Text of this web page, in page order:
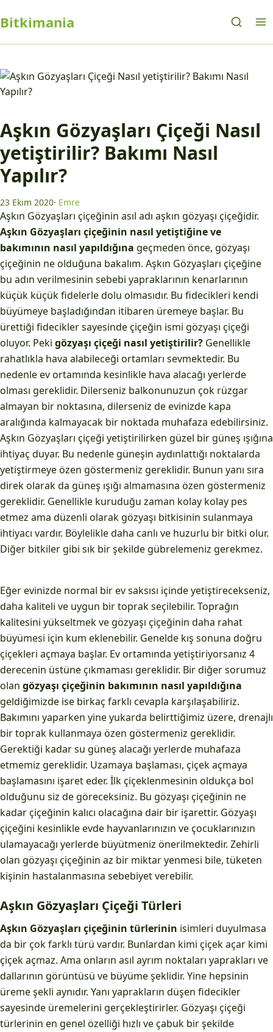
Bitkimania
Aşkın Gözyaşları Çiçeği Nasıl
yetiştirilir? Bakımı Nasıl
Yapılır?
23 Ekim 2020· Emre
Aşkın Gözyaşları çiçeğinin asıl adı aşkın gözyaşı çiçeğidir.
Aşkın Gözyaşları çiçeğinin nasıl yetiştiğine ve
bakımının nasıl yapıldığına geçmeden önce, gözyaşı
çiçeğinin ne olduğuna bakalım. Aşkın Gözyaşları çiçeğine
bu adın verilmesinin sebebi yapraklarının kenarlarının
küçük küçük fidelerle dolu olmasıdır. Bu fidecikleri kendi
büyümeye başladığından itibaren üremeye başlar. Bu
ürettiği fidecikler sayesinde çiçeğin ismi gözyaşı çiçeği
oluyor. Peki gözyaşı çiçeği nasıl yetiştirilir? Genellikle
rahatlıkla hava alabileceği ortamları sevmektedir. Bu
nedenle ev ortamında kesinlikle hava alacağı yerlerde
olması gereklidir. Dilerseniz balkonunuzun çok rüzgar
almayan bir noktasına, dilerseniz de evinizde kapa
aralığında kalmayacak bir noktada muhafaza edebilirsiniz.
Aşkın Gözyaşları çiçeği yetiştirilirken güzel bir güneş ışığına
ihtiyaç duyar. Bu nedenle güneşin aydınlattığı noktalarda
yetiştirmeye özen göstermeniz gereklidir. Bunun yanı sıra
direk olarak da güneş ışığı almamasına özen göstermeniz
gereklidir. Genellikle kuruduğu zaman kolay kolay pes
etmez ama düzenli olarak gözyaşı bitkisinin sulanmaya
ihtiyacı vardır. Böylelikle daha canlı ve huzurlu bir bitki olur.
Diğer bitkiler gibi sık bir şekilde gübrelemeniz gerekmez.
Eğer evinizde normal bir ev saksısı içinde yetiştirecekseniz,
daha kaliteli ve uygun bir toprak seçilebilir. Toprağın
kalitesini yükseltmek ve gözyaşı çiçeğinin daha rahat
büyümesi için kum eklenebilir. Genelde kış sonuna doğru
çiçekleri açmaya başlar. Ev ortamında yetiştiriyorsanız 4
derecenin üstüne çıkmaması gereklidir. Bir diğer sorumuz
olan gözyaşı çiçeğinin bakımının nasıl yapıldığına
geldiğimizde ise birkaç farklı cevapla karşılaşabiliriz.
Bakımını yaparken yine yukarda belirttiğimiz üzere, drenajlı
bir toprak kullanmaya özen göstermeniz gereklidir.
Gerektiği kadar su güneş alacağı yerlerde muhafaza
etmemiz gereklidir. Uzamaya başlaması, çiçek açmaya
başlamasını işaret eder. İlk çiçeklenmesinin oldukça bol
olduğunu siz de göreceksiniz. Bu gözyaşı çiçeğinin ne
kadar çiçeğinin kalıcı olacağına dair bir işarettir. Gözyaşı
çiçeğini kesinlikle evde hayvanlarınızın ve çocuklarınızın
ulamayacağı yerlerde büyütmeniz önerilmektedir. Zehirli
olan gözyaşı çiçeğinin az bir miktar yenmesi bile, tüketen
kişinin hastalanmasına sebebiyet verebilir.
Aşkın Gözyaşları Çiçeği Türleri
Aşkın Gözyaşları çiçeğinin türlerinin isimleri duyulmasa
da bir çok farklı türü vardır. Bunlardan kimi çiçek açar kimi
çiçek açmaz. Ama onların asıl ayrım noktaları yaprakları ve
dallarının görüntüsü ve büyüme şeklidir. Yine hepsinin
üreme şekli aynıdır. Yanı yaprakların düşen fidecikler
sayesinde üremelerini gerçekleştirirler. Gözyaşı çiçeği
türlerinin en genel özelliği hızlı ve çabuk bir şekilde